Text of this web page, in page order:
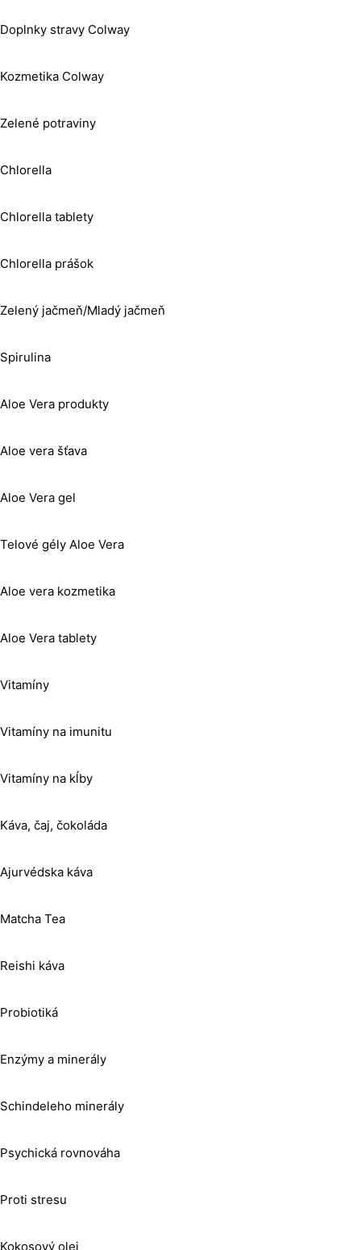
Doplnky stravy Colway
Kozmetika Colway
Zelené potraviny
Chlorella
Chlorella tablety
Chlorella prášok
Zelený jačmeň/Mladý jačmeň
Spirulina
Aloe Vera produkty
Aloe vera šťava
Aloe Vera gel
Telové gély Aloe Vera
Aloe vera kozmetika
Aloe Vera tablety
Vitamíny
Vitamíny na imunitu
Vitamíny na kĺby
Káva, čaj, čokoláda
Ajurvédska káva
Matcha Tea
Reishi káva
Probiotiká
Enzýmy a minerály
Schindeleho minerály
Psychická rovnováha
Proti stresu
Kokosový olej